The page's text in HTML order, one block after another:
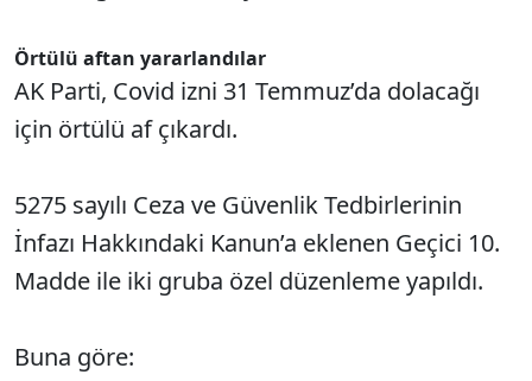
Örtülü aftan yararlandılar
AK Parti, Covid izni 31 Temmuz’da dolacağı
için örtülü af çıkardı.
5275 sayılı Ceza ve Güvenlik Tedbirlerinin
İnfazı Hakkındaki Kanun’a eklenen Geçici 10.
Madde ile iki gruba özel düzenleme yapıldı.
Buna göre: